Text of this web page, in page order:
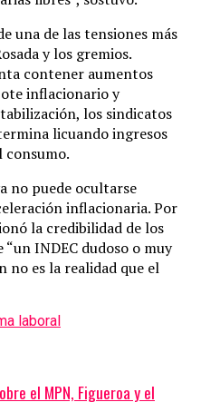
una de las tensiones más
y los gremios.
contener aumentos
inflacionario y
los sindicatos
licuando ingresos
consumo.
no puede ocultarse
inflacionaria. Por
la credibilidad de los
INDEC dudoso o muy
no es la realidad que el
laboral
el MPN, Figueroa y el